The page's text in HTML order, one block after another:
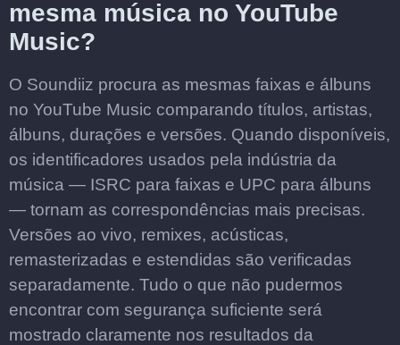
mesma música no YouTube
Music?
O Soundiiz procura as mesmas faixas e álbuns
no YouTube Music comparando títulos, artistas,
álbuns, durações e versões. Quando disponíveis,
os identificadores usados pela indústria da
música — ISRC para faixas e UPC para álbuns
— tornam as correspondências mais precisas.
Versões ao vivo, remixes, acústicas,
remasterizadas e estendidas são verificadas
separadamente. Tudo o que não pudermos
encontrar com segurança suficiente será
mostrado claramente nos resultados da